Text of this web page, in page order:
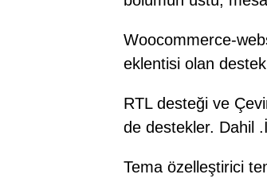
Woocommerce-
eklentisi olan
RTL desteği ve
de destekler. Dahil
Tema özelleştirici